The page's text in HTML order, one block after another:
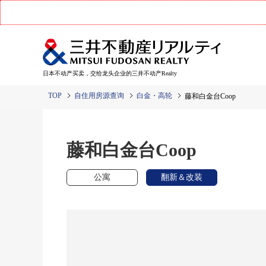
日本不动产买卖，交给龙头企业的三井不动产Realty
TOP 自住用房源查询 白金・高轮 藤和白金台Coop
藤和白金台Coop
公寓 翻新＆改装